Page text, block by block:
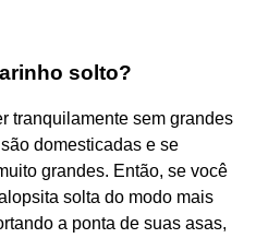
solto?
tranquilamente sem grandes
domesticadas e se
grandes. Então, se você
solta do modo mais
a ponta de suas asas,